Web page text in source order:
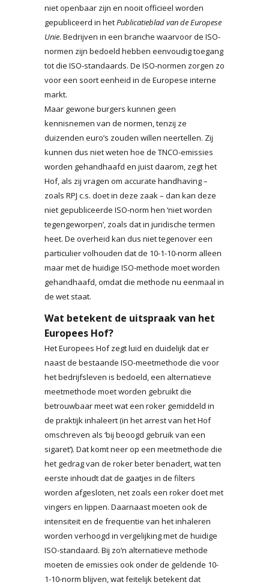
niet openbaar zijn en nooit officieel worden
gepubliceerd in hetPublicatieblad van de Europese
Unie. Bedrijven in een branche waarvoor de ISO-
normen zijn bedoeld hebben eenvoudig toegang
tot die ISO-standaards. De ISO-normen zorgen zo
voor een soort eenheid in de Europese interne
markt.
Maar gewone burgers kunnen geen
kennisnemen van de normen, tenzij ze
duizenden euro’s zouden willen neertellen. Zij
kunnen dus niet weten hoe de TNCO-emissies
worden gehandhaafd en juist daarom, zegt het
Hof, als zij vragen om accurate handhaving –
zoals RPJ c.s. doet in deze zaak – dan kan deze
niet gepubliceerde ISO-norm hen ‘niet worden
tegengeworpen’, zoals dat in juridische termen
heet. De overheid kan dus niet tegenover een
particulier volhouden dat de 10-1-10-norm alleen
maar met de huidige ISO-methode moet worden
gehandhaafd, omdat die methode nu eenmaal in
de wet staat.
Wat betekent de uitspraak van het
Europees Hof?
Het Europees Hof zegt luid en duidelijk dat er
naast de bestaande ISO-meetmethode die voor
het bedrijfsleven is bedoeld, een alternatieve
meetmethode moet worden gebruikt die
betrouwbaar meet wat een roker gemiddeld in
de praktijk inhaleert (in het arrest van het Hof
omschreven als ‘bij beoogd gebruik van een
sigaret’). Dat komt neer op een meetmethode die
het gedrag van de roker beter benadert, wat ten
eerste inhoudt dat de gaatjes in de filters
worden afgesloten, net zoals een roker doet met
vingers en lippen. Daarnaast moeten ook de
intensiteit en de frequentie van het inhaleren
worden verhoogd in vergelijking met de huidige
ISO-standaard. Bij zo’n alternatieve methode
moeten de emissies ook onder de geldende 10-
1-10-norm blijven, wat feitelijk betekent dat